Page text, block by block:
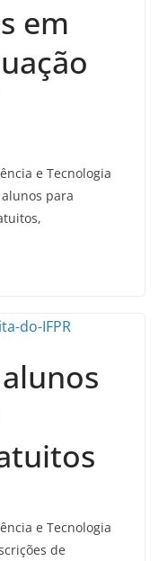
em
e Tecnologia
alunos para
e Tecnologia
de